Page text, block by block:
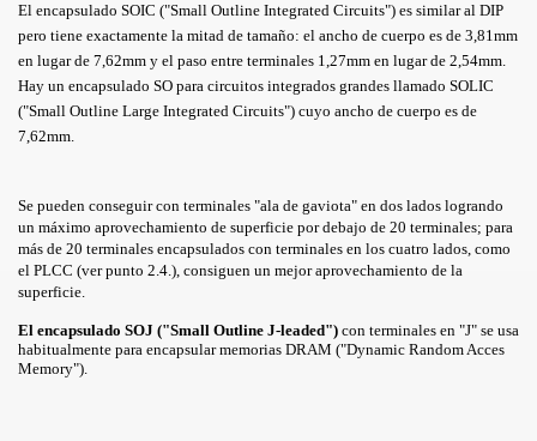
El encapsulado SOIC ("Small Outline Integrated Circuits") es similar al DIP
pero tiene exactamente la mitad de tamaño: el ancho de cuerpo es de 3,81mm
en lugar de 7,62mm y el paso entre terminales 1,27mm en lugar de 2,54mm.
Hay un encapsulado SO para circuitos integrados grandes llamado SOLIC
("Small Outline Large Integrated Circuits") cuyo ancho de cuerpo es de
7,62mm.
Se pueden conseguir con terminales "ala de gaviota" en dos lados logrando
un máximo aprovechamiento de superficie por debajo de 20 terminales; para
más de 20 terminales encapsulados con terminales en los cuatro lados, como
el PLCC (ver punto 2.4.), consiguen un mejor aprovechamiento de la
superficie.
El encapsulado SOJ ("Small Outline J-leaded") con terminales en "J" se usa
habitualmente para encapsular memorias DRAM ("Dynamic Random Acces
Memory").
SMD
FORZADA
ELECTROSTATICAS
A LA HUMEDAD